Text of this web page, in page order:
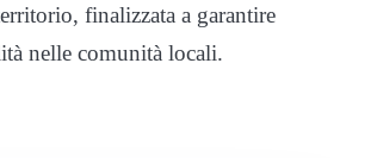
finalizzata a garantire
nelle comunità locali.